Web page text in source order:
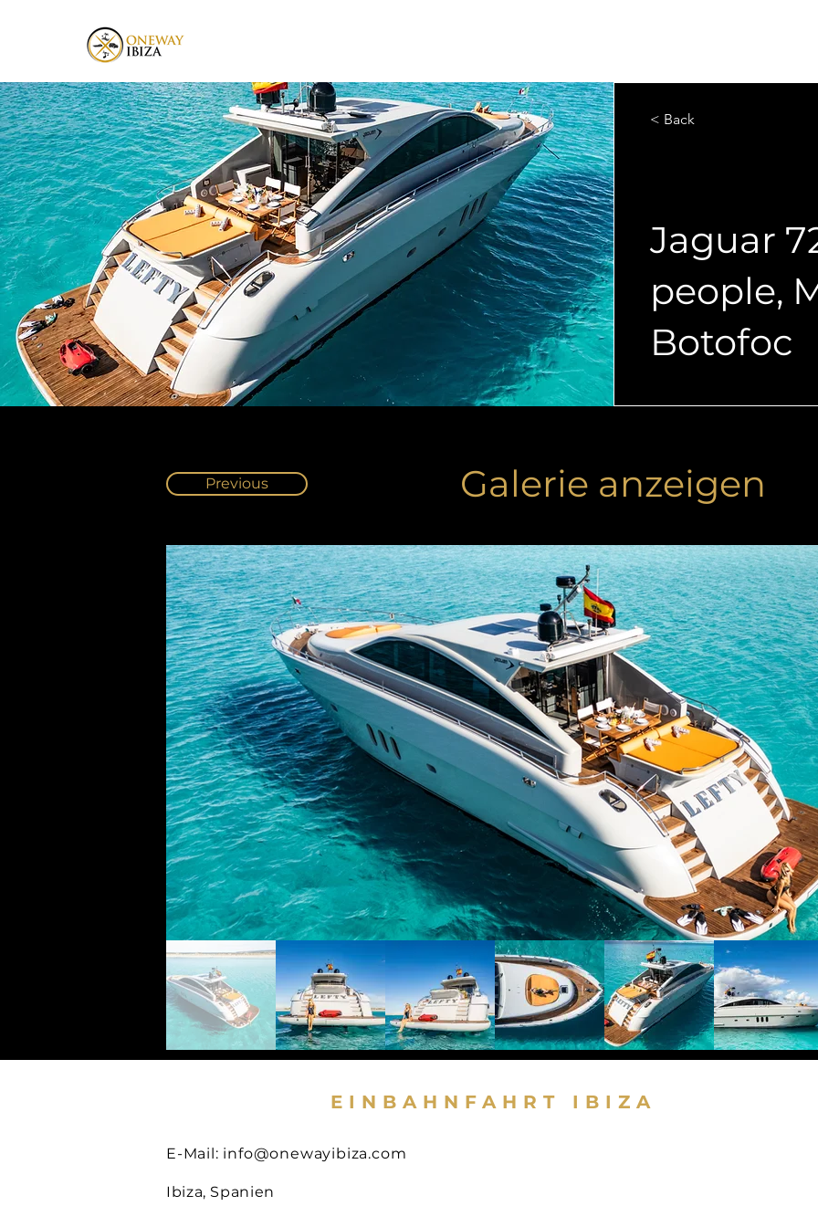
< Back
Jaguar
people,
Botofoc
Previous Galerie anzeigen
EINBAHNFAHRT IBIZA
E-Mail: info@onewayibiza.com
Ibiza, Spanien